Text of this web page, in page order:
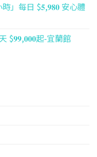
」每日 $𝟓,𝟗𝟖𝟎 安心體
$𝟗𝟗,𝟎𝟎𝟎起-宜蘭館